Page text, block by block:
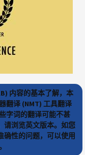
内容的基本了解，本
翻译 (NMT) 工具翻译
字词的翻译可能不甚
请浏览英文版本。如您
确性的问题，可以使用